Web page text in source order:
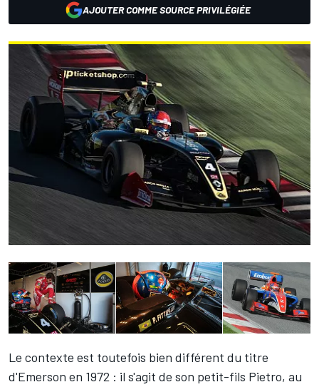
AJOUTER COMME SOURCE PRIVILÉGIÉE
Le contexte est toutefois bien différent du titre
d'Emerson en 1972 : il s'agit de son petit-fils Pietro, au